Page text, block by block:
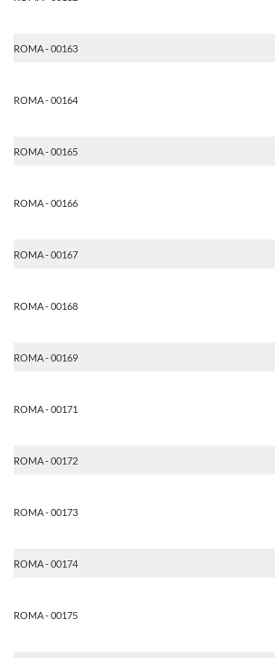
ROMA - 00163
ROMA - 00164
ROMA - 00165
ROMA - 00166
ROMA - 00167
ROMA - 00168
ROMA - 00169
ROMA - 00171
ROMA - 00172
ROMA - 00173
ROMA - 00174
ROMA - 00175